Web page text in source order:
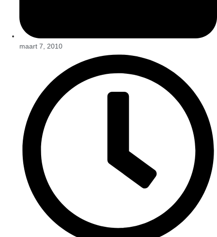
maart 7, 2010